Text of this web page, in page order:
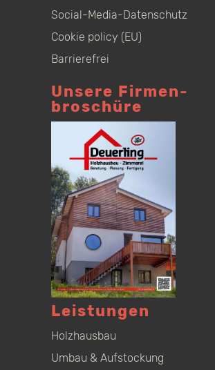
Social-Media-Datenschutz
Cookie policy (EU)
Barrierefrei
Unsere Firmen­
broschüre
Leistungen
Holzhausbau
Umbau & Aufstockung